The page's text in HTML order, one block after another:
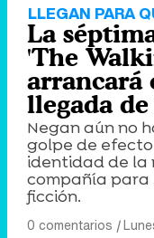
LLEGAN PARA
La
'The
arrancará
llegada
Negan aún no
golpe de
identidad de la
compañía
ficción.
0 comentarios |